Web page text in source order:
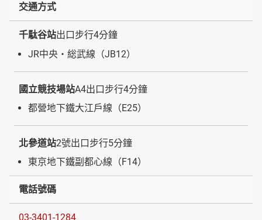
交通方式
千駄谷站出口步行4分鐘
JR中央・総武線（JB12）
國立競技場站A4出口步行4分鐘
都營地下鐵大江戶線（E25）
北參道站2號出口步行5分鐘
東京地下鐵副都心線（F14）
電話號碼
03-3401-1284